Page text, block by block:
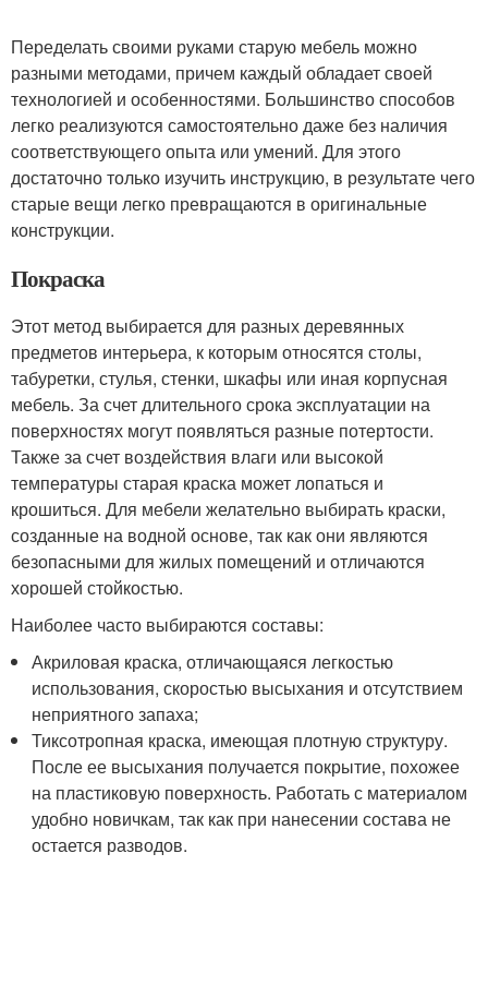
Переделать своими руками старую мебель можно
разными методами, причем каждый обладает своей
технологией и особенностями. Большинство способов
легко реализуются самостоятельно даже без наличия
соответствующего опыта или умений. Для этого
достаточно только изучить инструкцию, в результате чего
старые вещи легко превращаются в оригинальные
конструкции.
Покраска
Этот метод выбирается для разных деревянных
предметов интерьера, к которым относятся столы,
табуретки, стулья, стенки, шкафы или иная корпусная
мебель. За счет длительного срока эксплуатации на
поверхностях могут появляться разные потертости.
Также за счет воздействия влаги или высокой
температуры старая краска может лопаться и
крошиться. Для мебели желательно выбирать краски,
созданные на водной основе, так как они являются
безопасными для жилых помещений и отличаются
хорошей стойкостью.
Наиболее часто выбираются составы:
Акриловая краска, отличающаяся легкостью
использования, скоростью высыхания и отсутствием
неприятного запаха;
Тиксотропная краска, имеющая плотную структуру.
После ее высыхания получается покрытие, похожее
на пластиковую поверхность. Работать с материалом
удобно новичкам, так как при нанесении состава не
остается разводов.